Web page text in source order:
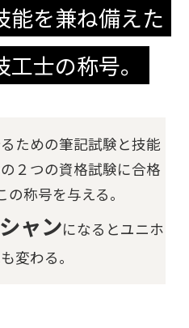
能を兼ね備えた
士の称号。
ための筆記試験と技能
２つの資格試験に合格
称号を与える。
ャンになるとユニホ
変わる。